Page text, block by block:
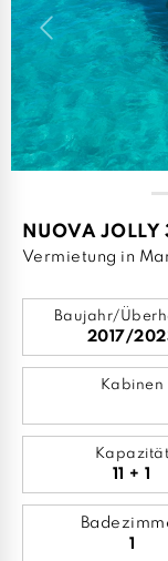
Previous
NUOVA JOLLY
Vermietung in
Baujahr/
2017/
Kabinen
Kapazität
11 + 1
1